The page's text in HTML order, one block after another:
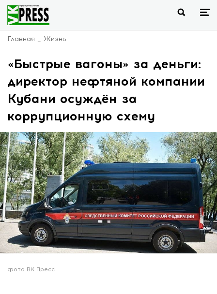
Главная Жизнь
«Быстрые вагоны» за деньги:
директор нефтяной компании
Кубани осуждён за
коррупционную схему
фото ВК Пресс